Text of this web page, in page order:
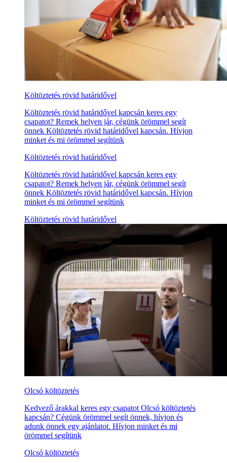
Költöztetés rövid határidővel
Költöztetés rövid határidővel kapcsán keres egy
csapatot? Remek helyen jár, cégünk örömmel segít
önnek Költöztetés rövid határidővel kapcsán. Hívjon
minket és mi örömmel segítünk
Költöztetés rövid határidővel
Költöztetés rövid határidővel kapcsán keres egy
csapatot? Remek helyen jár, cégünk örömmel segít
önnek Költöztetés rövid határidővel kapcsán. Hívjon
minket és mi örömmel segítünk
Költöztetés rövid határidővel
Olcsó költöztetés
Kedvező árakkal keres egy csapatot Olcsó költöztetés
kapcsán? Cégünk örömmel segít önnek, hívjon és
adunk önnek egy ajánlatot. Hívjon minket és mi
örömmel segítünk
Olcsó költöztetés